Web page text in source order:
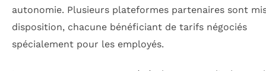
autonomie. Plusieurs plateformes partenaires sont
disposition, chacune bénéficiant de tarifs négociés
spécialement pour les employés.